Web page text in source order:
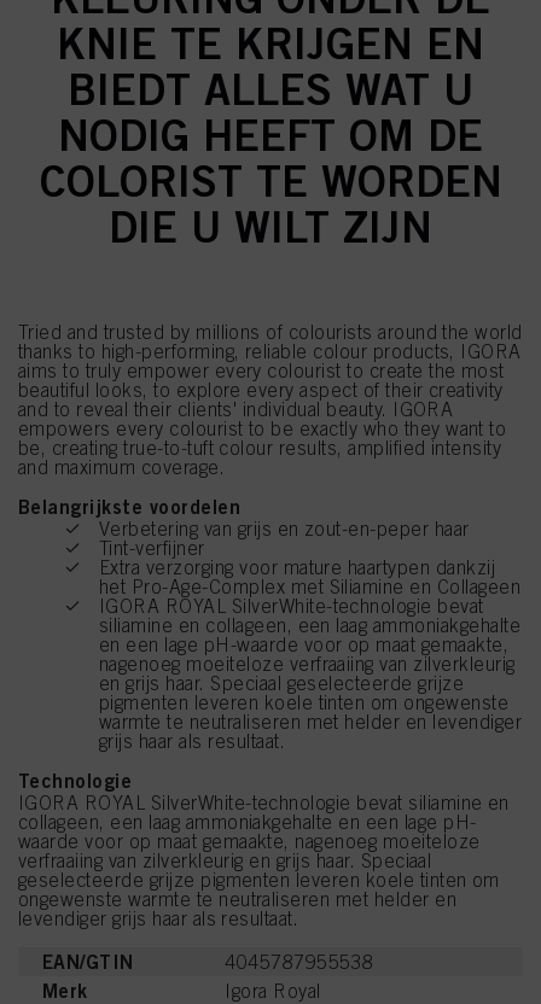
KNIE TE KRIJGEN EN
BIEDT ALLES WAT U
NODIG HEEFT OM DE
COLORIST TE WORDEN
DIE U WILT ZIJN
Tried and trusted by millions of colourists around the world
thanks to high-performing, reliable colour products, IGORA
aims to truly empower every colourist to create the most
beautiful looks, to explore every aspect of their creativity
and to reveal their clients' individual beauty. IGORA
empowers every colourist to be exactly who they want to
be, creating true-to-tuft colour results, amplified intensity
and maximum coverage.
Belangrijkste voordelen
Verbetering van grijs en zout-en-peper haar
Tint-verfijner
Extra verzorging voor mature haartypen dankzij
het Pro-Age-Complex met Siliamine en Collageen
IGORA ROYAL SilverWhite-technologie bevat
siliamine en collageen, een laag ammoniakgehalte
en een lage pH-waarde voor op maat gemaakte,
nagenoeg moeiteloze verfraaiing van zilverkleurig
en grijs haar. Speciaal geselecteerde grijze
pigmenten leveren koele tinten om ongewenste
warmte te neutraliseren met helder en levendiger
grijs haar als resultaat.
Technologie
IGORA ROYAL SilverWhite-technologie bevat siliamine en
collageen, een laag ammoniakgehalte en een lage pH-
waarde voor op maat gemaakte, nagenoeg moeiteloze
verfraaiing van zilverkleurig en grijs haar. Speciaal
geselecteerde grijze pigmenten leveren koele tinten om
ongewenste warmte te neutraliseren met helder en
levendiger grijs haar als resultaat.
EAN/GTIN 4045787955538
Merk Igora Royal